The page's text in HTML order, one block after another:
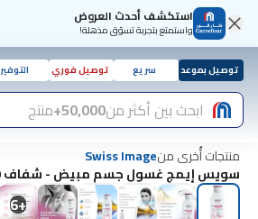
استكشف أحدث العروض
واستمتع بتجربة تسوّق مذهلة!
توصيل بموعد سريع توصيل فوري التوفير
ابحث بين أكثر من50,000+ منتج
منتجات أُخرى منSwiss Image
سويس إيمج غسول جسم مبيض - شفاف 250 ملل
+
6